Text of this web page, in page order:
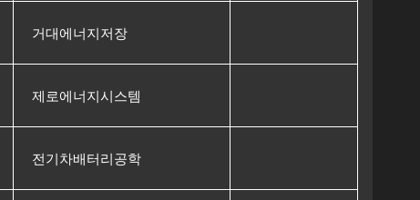
거대에너지저장
제로에너지시스템
전기차배터리공학